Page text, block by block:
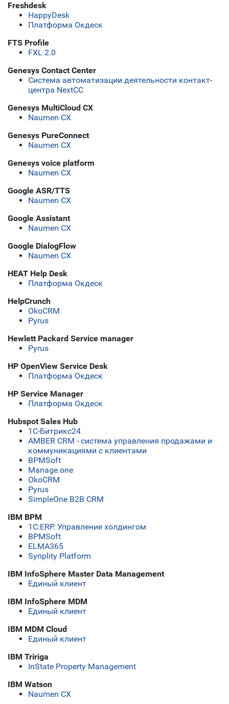
Freshdesk
HappyDesk
Платформа Окдеск
FTS Profile
FXL 2.0
Genesys Contact Center
Система автоматизации деятельности контакт-
центра NextCC
Genesys MultiCloud CX
Naumen CX
Genesys PureConnect
Naumen CX
Genesys voice platform
Naumen CX
Google ASR/TTS
Naumen CX
Google Assistant
Naumen CX
Google DialogFlow
Naumen CX
HEAT Help Desk
Платформа Окдеск
HelpCrunch
OkoCRM
Pyrus
Hewlett Packard Service manager
Pyrus
HP OpenView Service Desk
Платформа Окдеск
HP Service Manager
Платформа Окдеск
Hubspot Sales Hub
1С-Битрикс24
AMBER CRM - система управления продажами и
коммуникациями с клиентами
BPMSoft
Manage.one
OkoCRM
Pyrus
SimpleOne B2B CRM
IBM BPM
1С:ERP. Управление холдингом
BPMSoft
ELMA365
Synplity Platform
IBM InfoSphere Master Data Management
Единый клиент
IBM InfoSphere MDM
Единый клиент
IBM MDM Cloud
Единый клиент
IBM Tririga
InState Property Management
IBM Watson
Naumen CX